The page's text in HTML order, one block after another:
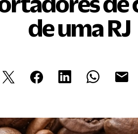
de uma RJ